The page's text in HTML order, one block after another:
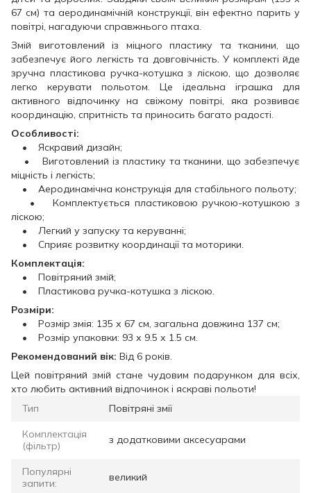
67 см) та аеродинамічній конструкції, він ефектно парить у
повітрі, нагадуючи справжнього птаха.
Змій виготовлений із міцного пластику та тканини, що
забезпечує його легкість та довговічність. У комплекті йде
зручна пластикова ручка-котушка з ліскою, що дозволяє
легко керувати польотом. Це ідеальна іграшка для
активного відпочинку на свіжому повітрі, яка розвиває
координацію, спритність та приносить багато радості.
Особливості:
• Яскравий дизайн;
• Виготовлений із пластику та тканини, що забезпечує
міцність і легкість;
• Аеродинамічна конструкція для стабільного польоту;
• Комплектується пластиковою ручкою-котушкою з
ліскою;
• Легкий у запуску та керуванні;
• Сприяє розвитку координації та моторики.
Комплектація:
• Повітряний змій;
• Пластикова ручка-котушка з ліскою.
Розміри:
• Розмір змія: 135 х 67 см, загальна довжина 137 см;
• Розмір упаковки: 93 х 9.5 х 1.5 см.
Рекомендований вік: Від 6 років.
Цей повітряний змій стане чудовим подарунком для всіх,
хто любить активний відпочинок і яскраві польоти!
Тип
Повітряні змії
Комплектація
(фільтр)
з додатковими аксесуарами
Популярні
запити:
великий